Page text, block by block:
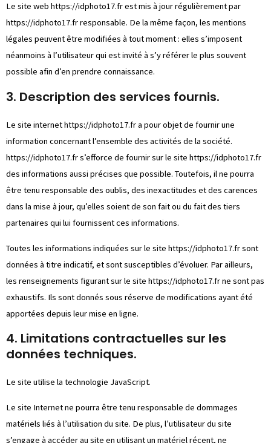
Le site web https://idphoto17.frest mis à jour régulièrement par
https://idphoto17.frresponsable. De la même façon, les mentions
légales peuvent être modifiées à tout moment : elles s’imposent
néanmoins à l’utilisateur qui est invité à s’y référer le plus souvent
possible afin d’en prendre connaissance.
3. Description des services fournis.
Le site internethttps://idphoto17.fra pour objet de fournir une
information concernant l’ensemble des activités de la société.
https://idphoto17.frs’efforce de fournir sur le site https://idphoto17.fr
des informations aussi précises que possible. Toutefois, il ne pourra
être tenu responsable des oublis, des inexactitudes et des carences
dans la mise à jour, qu’elles soient de son fait ou du fait des tiers
partenaires qui lui fournissent ces informations.
Toutes les informations indiquées sur le site https://idphoto17.frsont
données à titre indicatif, et sont susceptibles d’évoluer. Par ailleurs,
les renseignements figurant sur le site https://idphoto17.frne sont pas
exhaustifs. Ils sont donnés sous réserve de modifications ayant été
apportées depuis leur mise en ligne.
4. Limitations contractuelles sur les
données techniques.
Le site utilise la technologie JavaScript.
Le site Internet ne pourra être tenu responsable de dommages
matériels liés à l’utilisation du site. De plus, l’utilisateur du site
s’engage à accéder au site en utilisant un matériel récent, ne